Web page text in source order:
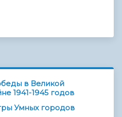
в Великой
1941-1945 годов
Умных городов